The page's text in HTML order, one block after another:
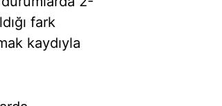
fark
kaydıyla